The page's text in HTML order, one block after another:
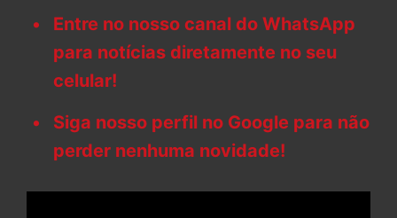
Entre no nosso canal do WhatsApp
para notícias diretamente no seu
celular!
Siga nosso perfil no Google para não
perder nenhuma novidade!